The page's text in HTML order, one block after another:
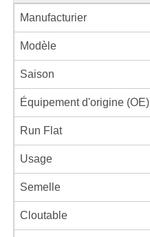
Manufacturier
Modèle
Saison
Équipement d'origine (OE)
Run Flat
Usage
Semelle
Cloutable